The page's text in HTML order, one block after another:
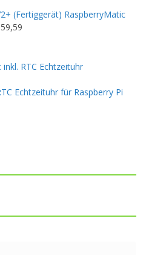
RaspberryMatic
Echtzeituhr für Raspberry Pi